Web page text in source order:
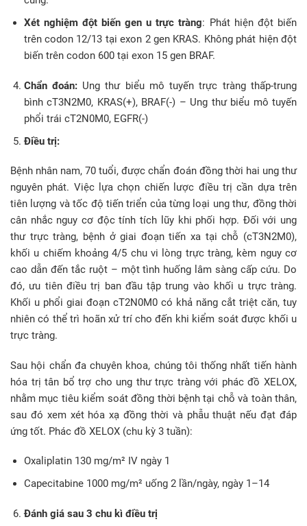
Xét nghiệm đột biến gen u trực tràng: Phát hiện đột biến
trên codon 12/13 tại exon 2 gen KRAS. Không phát hiện đột
biến trên codon 600 tại exon 15 gen BRAF.
Chẩn đoán:Ung thư biểu mô tuyến trực tràng thấp-trung
bình cT3N2M0, KRAS(+), BRAF(-) – Ung thư biểu mô tuyến
phổi trái cT2N0M0, EGFR(-)
Điều trị:
Bệnh nhân nam, 70 tuổi, được chẩn đoán đồng thời hai ung thư
nguyên phát. Việc lựa chọn chiến lược điều trị cần dựa trên
tiên lượng và tốc độ tiến triển của từng loại ung thư, đồng thời
cân nhắc nguy cơ độc tính tích lũy khi phối hợp. Đối với ung
thư trực tràng, bệnh ở giai đoạn tiến xa tại chỗ (cT3N2M0),
khối u chiếm khoảng 4/5 chu vi lòng trực tràng, kèm nguy cơ
cao dẫn đến tắc ruột – một tình huống lâm sàng cấp cứu. Do
đó, ưu tiên điều trị ban đầu tập trung vào khối u trực tràng.
Khối u phổi giai đoạn cT2N0M0 có khả năng cắt triệt căn, tuy
nhiên có thể trì hoãn xử trí cho đến khi kiểm soát được khối u
trực tràng.
Sau hội chẩn đa chuyên khoa, chúng tôi thống nhất tiến hành
hóa trị tân bổ trợ cho ung thư trực tràng với phác đồ XELOX,
nhằm mục tiêu kiểm soát đồng thời bệnh tại chỗ và toàn thân,
sau đó xem xét hóa xạ đồng thời và phẫu thuật nếu đạt đáp
ứng tốt. Phác đồ XELOX (chu kỳ 3 tuần):
Oxaliplatin 130 mg/m² IV ngày 1
Capecitabine 1000 mg/m² uống 2 lần/ngày, ngày 1–14
Đánh giá sau 3 chu kì điều trị